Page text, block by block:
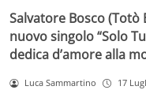
Salvatore Bosco (Totò
nuovo singolo “Solo
dedica d’amore alla
Luca Sammartino 17